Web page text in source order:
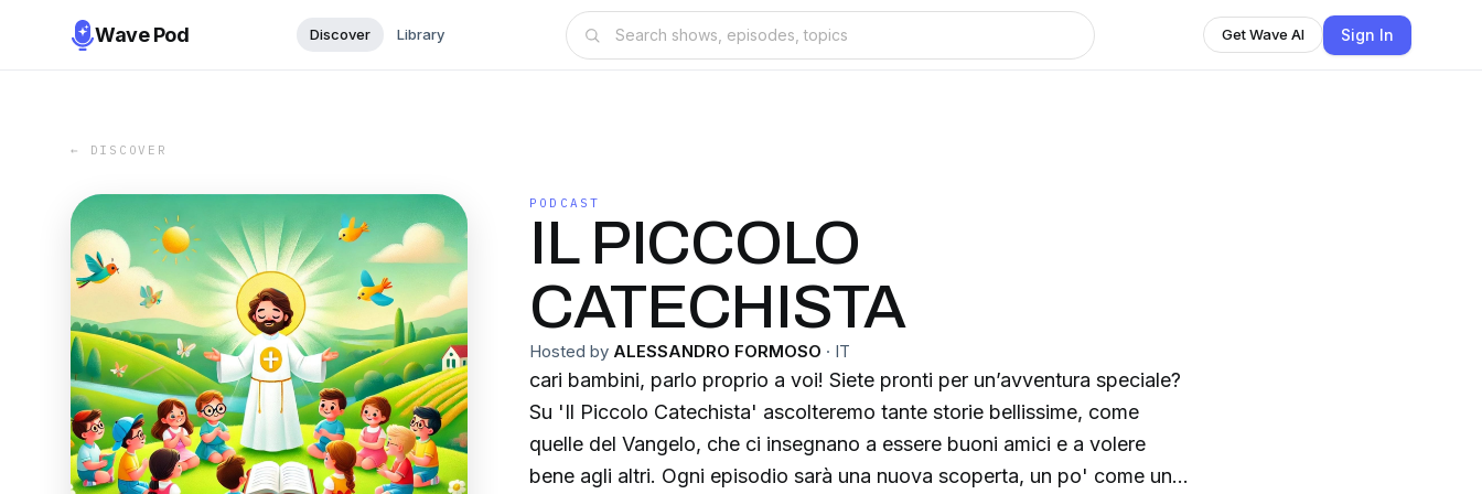
Wave Pod Discover Library Get Wave AI Sign In
← DISCOVER
PODCAST
IL PICCOLO
CATECHISTA
Hosted by ALESSANDRO FORMOSO · IT
cari bambini, parlo proprio a voi! Siete pronti per un’avventura speciale?
Su 'Il Piccolo Catechista' ascolteremo tante storie bellissime, come
quelle del Vangelo, che ci insegnano a essere buoni amici e a volere
bene agli altri. Ogni episodio sarà una nuova scoperta, un po' come una